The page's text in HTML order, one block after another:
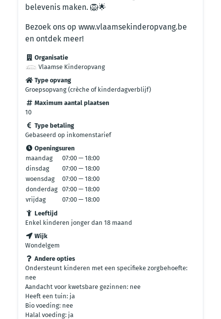
belevenis maken. 🦁🌟
Bezoek ons op www.vlaamsekinderopvang.be
en ontdek meer!
Organisatie
Vlaamse Kinderopvang
Type opvang
Groepsopvang (crèche of kinderdagverblijf)
Maximum aantal plaatsen
10
Type betaling
Gebaseerd op inkomenstarief
Openingsuren
maandag
07:00 — 18:00
dinsdag
07:00 — 18:00
woensdag
07:00 — 18:00
donderdag 07:00 — 18:00
vrijdag
07:00 — 18:00
Leeftijd
Enkel kinderen jonger dan 18 maand
Wijk
Wondelgem
Andere opties
Ondersteunt kinderen met een specifieke zorgbehoefte:
nee
Aandacht voor kwetsbare gezinnen: nee
Heeft een tuin: ja
Bio voeding: nee
Halal voeding: ja